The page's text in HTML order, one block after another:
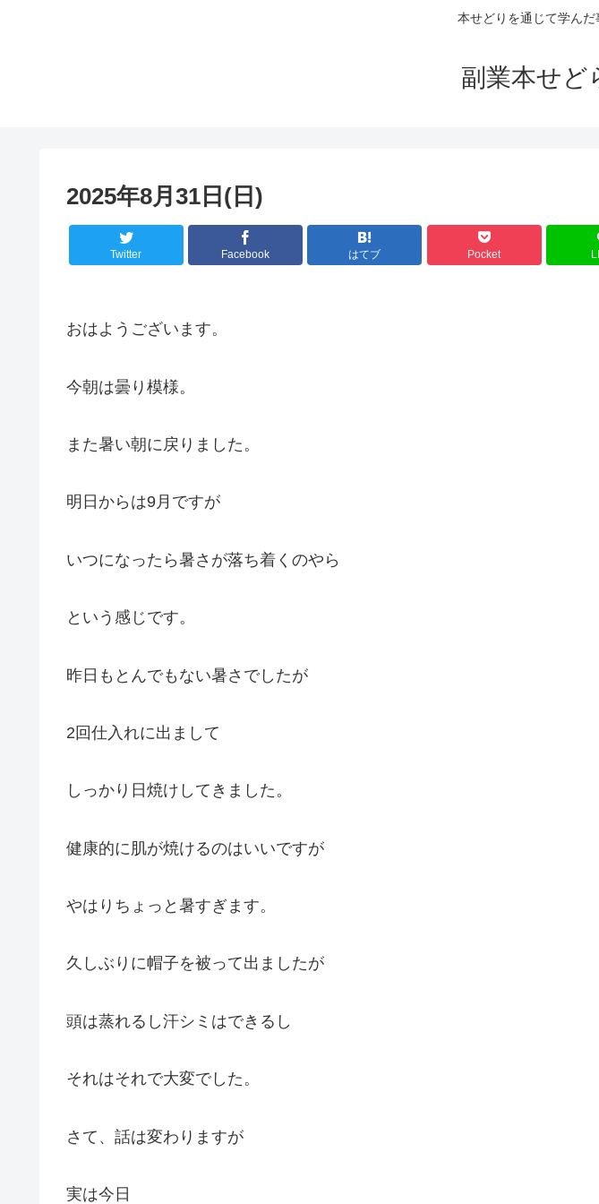
本せどりを通じて学んだ
副業本せど
2025年8月31日(日)
Twitter Facebook はてブ Pocket
おはようございます。
今朝は曇り模様。
また暑い朝に戻りました。
明日からは9月ですが
いつになったら暑さが落ち着くのやら
という感じです。
昨日もとんでもない暑さでしたが
2回仕入れに出まして
しっかり日焼けしてきました。
健康的に肌が焼けるのはいいですが
やはりちょっと暑すぎます。
久しぶりに帽子を被って出ましたが
頭は蒸れるし汗シミはできるし
それはそれで大変でした。
さて、話は変わりますが
実は今日